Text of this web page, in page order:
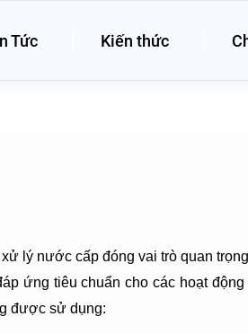
Tức Kiến thức
lý nước cấp đóng vai trò quan
ứng tiêu chuẩn cho các hoạt
được sử dụng: